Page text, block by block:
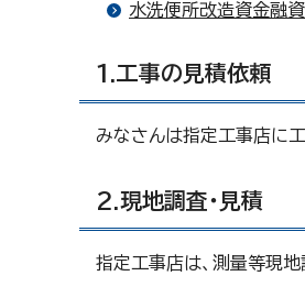
水洗便所改造資金融
1.工事の見積依頼
みなさんは指定工事店に
2.現地調査・見積
指定工事店は、測量等現地